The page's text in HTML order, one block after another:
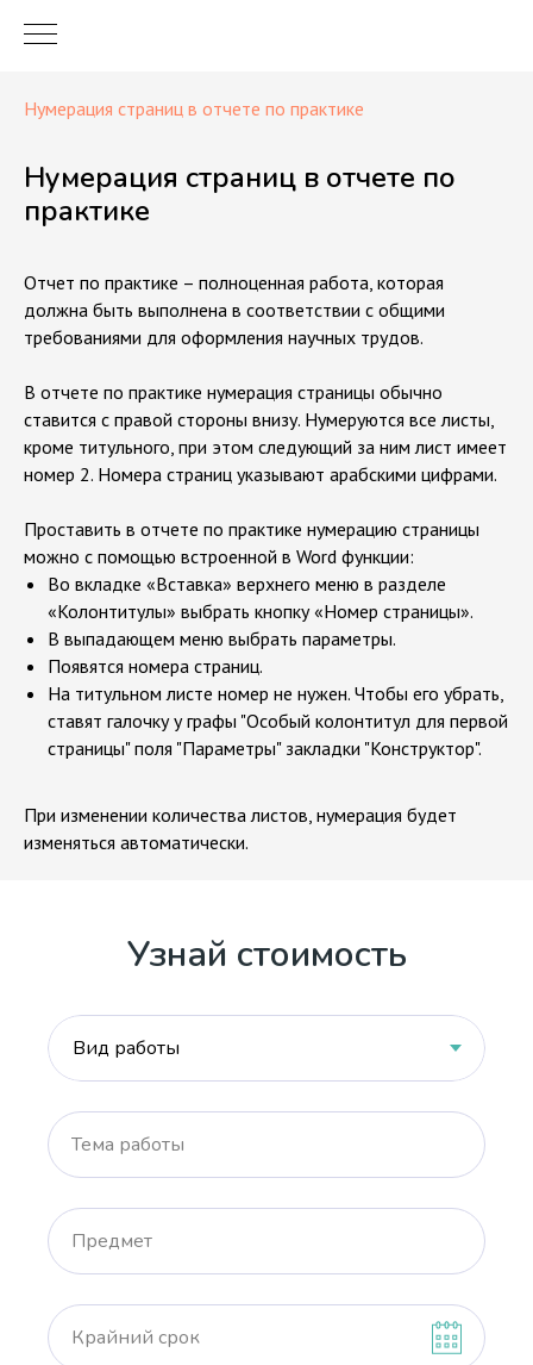
Нумерация страниц в отчете по практике
Нумерация страниц в отчете по
практике
Отчет по практике – полноценная работа, которая
должна быть выполнена в соответствии с общими
требованиями для оформления научных трудов.
В отчете по практике нумерация страницы обычно
ставится с правой стороны внизу. Нумеруются все листы,
кроме титульного, при этом следующий за ним лист имеет
номер 2. Номера страниц указывают арабскими цифрами.
Проставить в отчете по практике нумерацию страницы
можно с помощью встроенной в Word функции:
Во вкладке «Вставка» верхнего меню в разделе
«Колонтитулы» выбрать кнопку «Номер страницы».
В выпадающем меню выбрать параметры.
Появятся номера страниц.
На титульном листе номер не нужен. Чтобы его убрать,
ставят галочку у графы "Особый колонтитул для первой
страницы" поля "Параметры" закладки "Конструктор".
При изменении количества листов, нумерация будет
изменяться автоматически.
Узнай стоимость
Тема работы
Предмет
Крайний срок